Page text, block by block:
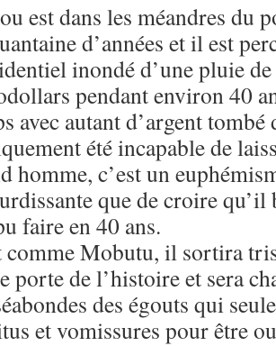
est dans les méandres du
d’années et il est
inondé d’une pluie
pendant environ 40
avec autant d’argent tombé
été incapable de
homme, c’est un
que de croire qu’il
faire en 40 ans.
comme Mobutu, il sortira
porte de l’histoire et sera
des égouts qui
et vomissures pour être